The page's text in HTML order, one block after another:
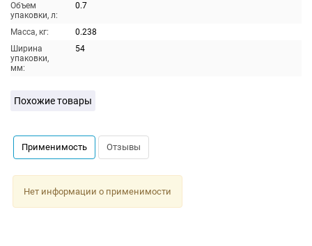
Объем
упаковки, л:
0.7
Масса, кг:
0.238
Ширина
упаковки,
мм:
54
Похожие товары
Применимость Отзывы
Нет информации о применимости